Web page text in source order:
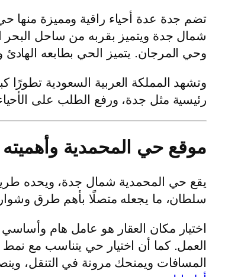
تضم جدة عدة أحياء راقية ومميزة منها
شمال جدة ويتميز بقربه من ساحل البحر
وحي المرجان. يتميز الحي بطابعه الهادئ
وتشهد المملكة العربية السعودية تطورًا
رئيسية مثل جدة، ورفع الطلب على
موقع حي المحمدية وأهميته
يقع حي المحمدية شمال جدة، ويحده
سلطان، ما يجعله متصلًا بأهم طرق
اختيار مكان العقار هو عامل هام
العمل. كما أن اختيار حي يتناسب مع نمط
المسافات ويمنحك مرونة في التنقل،